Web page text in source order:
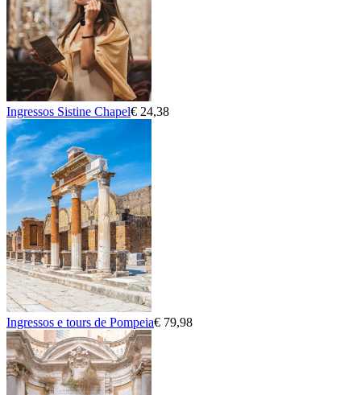
Ingressos Sistine Chapel€ 24,38
Ingressos e tours de Pompeia€ 79,98